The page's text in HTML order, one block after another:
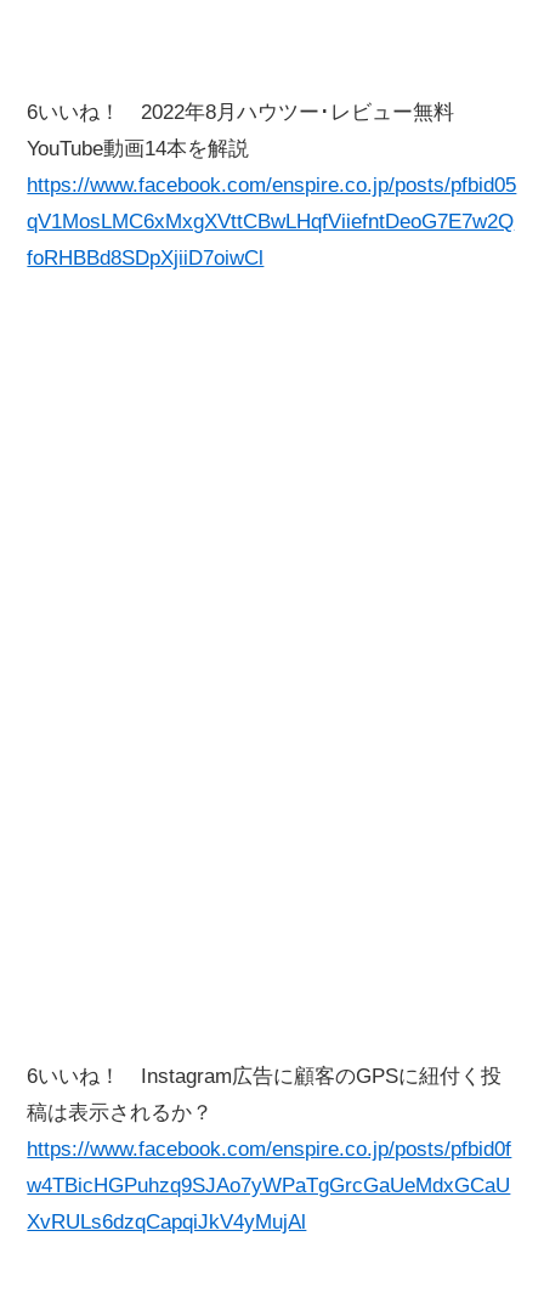
6いいね！ 2022年8月ハウツー･レビュー無料
YouTube動画14本を解説
https://www.facebook.com/enspire.co.jp/posts/pfbid05
qV1MosLMC6xMxgXVttCBwLHqfViiefntDeoG7E7w2Q
foRHBBd8SDpXjiiD7oiwCl
6いいね！ Instagram広告に顧客のGPSに紐付く投
稿は表示されるか？
https://www.facebook.com/enspire.co.jp/posts/pfbid0f
w4TBicHGPuhzq9SJAo7yWPaTgGrcGaUeMdxGCaU
XvRULs6dzqCapqiJkV4yMujAl